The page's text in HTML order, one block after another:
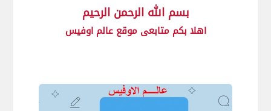
بسم الله الرحمن الرحيم
اهلا بكم متابعى موقع عالم اوفيس